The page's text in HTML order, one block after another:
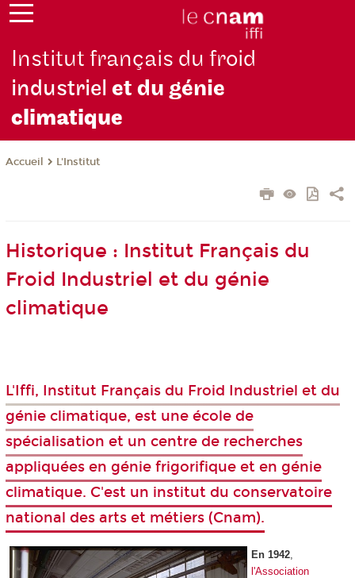
Institut français du froid
industrielet du génie
climatique
Accueil L'Institut
Historique : Institut Français du
Froid Industriel et du génie
climatique
L'Iffi, Institut Français du Froid Industriel et du
génie climatique, est une école de
spécialisation et un centre de recherches
appliquées en génie frigorifique et en génie
climatique. C'est un institut du conservatoire
national des arts et métiers (Cnam).
En 1942,
l'Association